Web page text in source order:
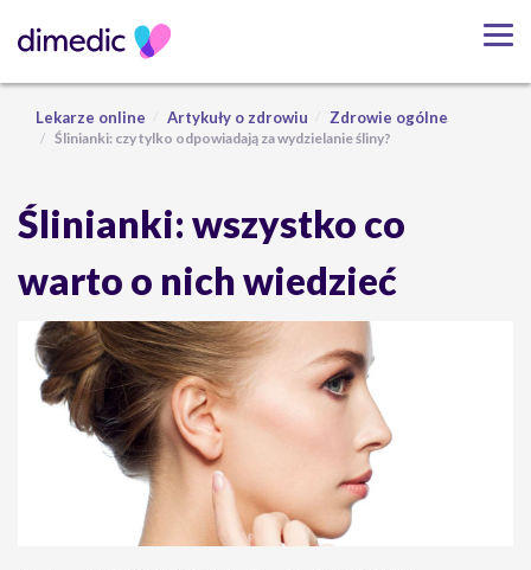
Lekarze online Artykuły o zdrowiu Zdrowie ogólne
Ślinianki: czy tylko odpowiadają za wydzielanie śliny?
Ślinianki: wszystko co
warto o nich wiedzieć